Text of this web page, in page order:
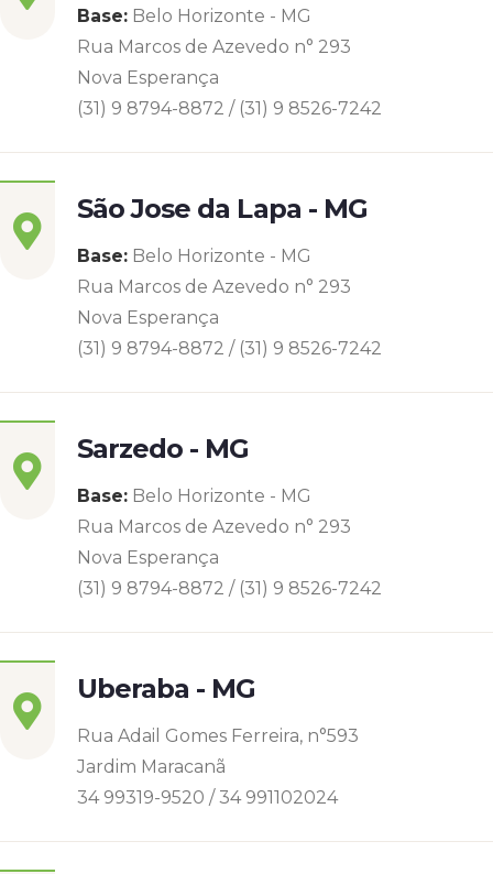
Base: Belo Horizonte - MG
Rua Marcos de Azevedo n° 293
Nova Esperança
(31) 9 8794-8872 / (31) 9 8526-7242
São Jose da Lapa - MG
Base: Belo Horizonte - MG
Rua Marcos de Azevedo n° 293
Nova Esperança
(31) 9 8794-8872 / (31) 9 8526-7242
Sarzedo - MG
Base: Belo Horizonte - MG
Rua Marcos de Azevedo n° 293
Nova Esperança
(31) 9 8794-8872 / (31) 9 8526-7242
Uberaba - MG
Rua Adail Gomes Ferreira, n°593
Jardim Maracanã
34 99319-9520 / 34 991102024